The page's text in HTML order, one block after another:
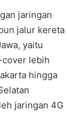
jaringan
jalur kereta
yaitu
cover lebih
hingga
jaringan 4G